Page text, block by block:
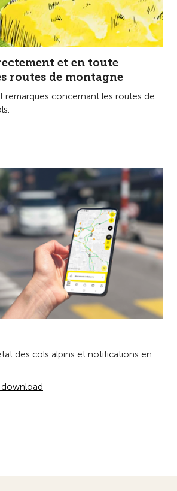
et en toute
routes de montagne
remarques concernant les routes de
des cols alpins et notifications en
download